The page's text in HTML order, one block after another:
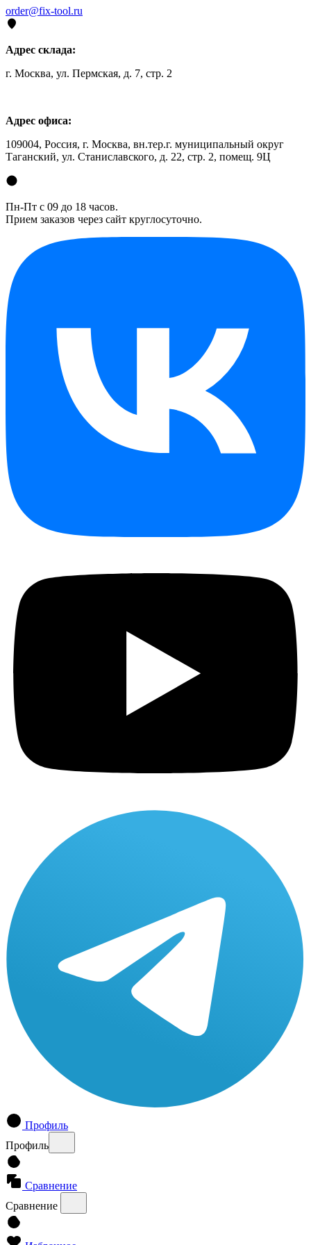
order@fix-tool.ru
Адрес склада:
г. Москва, ул. Пермская, д. 7, стр. 2
Адрес офиса:
109004, Россия, г. Москва, вн.тер.г. муниципальный округ
Таганский, ул. Станиславского, д. 22, стр. 2, помещ. 9Ц
Пн-Пт с 09 до 18 часов.
Прием заказов через сайт круглосуточно.
Профиль
Профиль
Сравнение
Сравнение